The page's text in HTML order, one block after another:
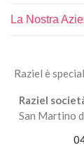
La Nostra
Raziel è
Raziel
San Martino